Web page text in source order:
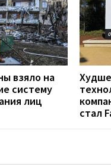
взяло на
систему
лиц
стал